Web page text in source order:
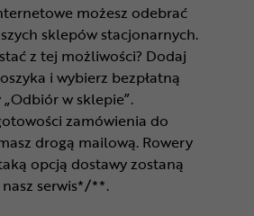
możesz odebrać
sklepów stacjonarnych.
z tej możliwości? Dodaj
i wybierz bezpłatną
w sklepie”.
zamówienia do
drogą mailową. Rowery
opcją dostawy zostaną
serwis*/**.